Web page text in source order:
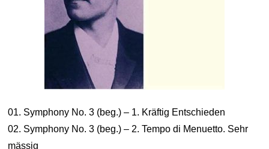
01. Symphony No. 3 (beg.) – 1. Kräftig Entschieden
02. Symphony No. 3 (beg.) – 2. Tempo di Menuetto. Sehr
mässig